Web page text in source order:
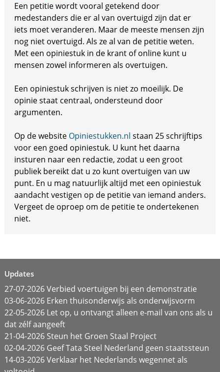
Een petitie wordt vooral getekend door
medestanders die er al van overtuigd zijn dat er
iets moet veranderen. Maar de meeste mensen zijn
nog niet overtuigd. Als ze al van de petitie weten.
Met een opiniestuk in de krant of online kunt u
mensen zowel informeren als overtuigen.
Een opiniestuk schrijven is niet zo moeilijk. De
opinie staat centraal, ondersteund door
argumenten.
Op de website Opiniestukken.nl staan 25 schrijftips
voor een goed opiniestuk. U kunt het daarna
insturen naar een redactie, zodat u een groot
publiek bereikt dat u zo kunt overtuigen van uw
punt. En u mag natuurlijk altijd met een opiniestuk
aandacht vestigen op de petitie van iemand anders.
Vergeet de oproep om de petitie te ondertekenen
niet.
Updates
27-07-2026 Verbied voertuigen bij een demonstratie
03-06-2026 Erken thuisonderwijs als onderwijsvorm
22-05-2026 Let op, u ontvangt alleen e-mail van ons als u
dat zélf aangeeft
21-04-2026 Steun het Groen Staal Project
02-04-2026 Geef Tata Steel Nederland geen staatssteun
14-03-2026 Verklaar het Nederlands wegennet als